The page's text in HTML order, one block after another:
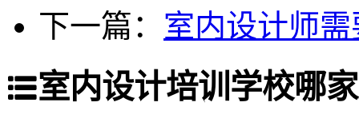
下一篇： 室内设计师
室内设计培训学校哪